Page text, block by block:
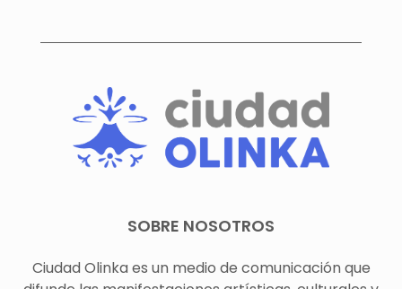
SOBRE NOSOTROS
Ciudad Olinka es un medio de comunicación que